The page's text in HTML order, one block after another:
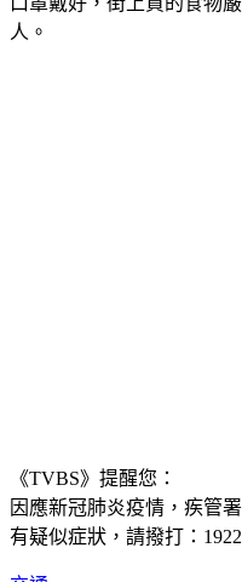
人。
《TVBS》提醒您：
因應新冠肺炎疫情，疾管
有疑似症狀，請撥打：1922